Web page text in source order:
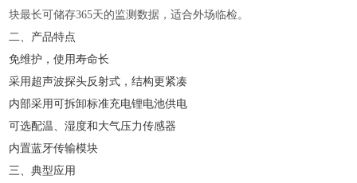
块最长可储存365天的监测数据，适合外场临检。
二、产品特点
免维护，使用寿命长
采用超声波探头反射式，结构更紧凑
内部采用可拆卸标准充电锂电池供电
可选配温、湿度和大气压力传感器
内置蓝牙传输模块
三、典型应用